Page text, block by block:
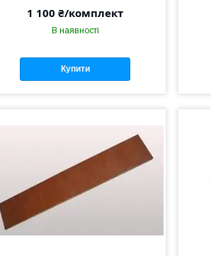
1 100 ₴/комплект
В наявності
Купити